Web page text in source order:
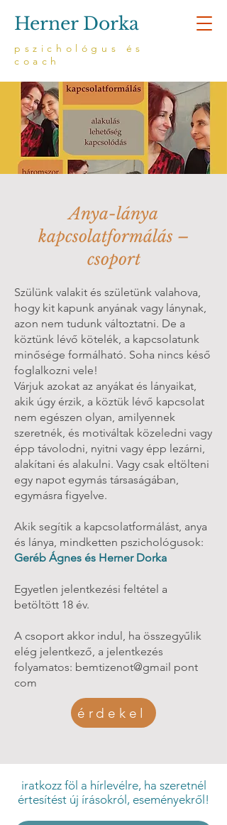
Herner Dorka
pszichológus és
coach
Anya-lánya
kapcsolatformálás –
csoport
Szülünk valakit és születünk valahova,
hogy kit kapunk anyának vagy lánynak,
azon nem tudunk változtatni. De a
köztünk lévő kötelék, a kapcsolatunk
minősége formálható. Soha nincs késő
foglalkozni vele!
Várjuk azokat az anyákat és lányaikat,
akik úgy érzik, a köztük lévő kapcsolat
nem egészen olyan, amilyennek
szeretnék, és motiváltak közeledni vagy
épp távolodni, nyitni vagy épp lezárni,
alakítani és alakulni. Vagy csak eltölteni
egy napot egymás társaságában,
egymásra figyelve.
Akik segítik a kapcsolatformálást, anya
és lánya, mindketten pszichológusok:
Geréb Ágnes és Herner Dorka
Egyetlen jelentkezési feltétel a
betöltött 18 év.
A csoport akkor indul, ha összegyűlik
elég jelentkező, a jelentkezés
folyamatos: bemtizenot@gmail pont
com
érdekel
iratkozz föl a hírlevélre, ha szeretnél
értesítést új írásokról, eseményekről!